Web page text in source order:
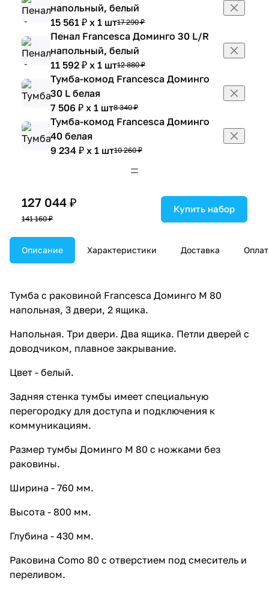
напольный, белый
15 561 ₽ x 1 шт17 290 ₽
Пенал Francesca Доминго 30 L/R
напольный, белый
11 592 ₽ x 1 шт12 880 ₽
Тумба-комод Francesca Доминго
30 L белая
7 506 ₽ x 1 шт8 340 ₽
Тумба-комод Francesca Доминго
40 белая
9 234 ₽ x 1 шт10 260 ₽
Тумба-комод Francesca Доминго
60 белая
10 692 ₽ x 1 шт
Шкаф навесной Francesca Доминго
40 белый
Шкаф навесной Francesca Доминго
50 белый
Шкаф навесной Francesca Доминго
30 L, белый
Шкаф навесной Francesca Доминго
60 белый
7 362 ₽ x 1 шт
127 044 ₽
141 160 ₽
Купить набор
Описание Характеристики Доставка
Тумба с раковиной Francesca Доминго М 80
напольная, 3 двери, 2 ящика.
Напольная. Три двери. Два ящика. Петли дверей с
доводчиком, плавное закрывание.
Цвет - белый.
Задняя стенка тумбы имеет специальную
перегородку для доступа и подключения к
коммуникациям.
Размер тумбы Доминго М 80 с ножками без
раковины.
Ширина - 760 мм.
Высота - 800 мм.
Глубина - 430 мм.
Раковина Como 80 с отверстием под смеситель и
переливом.